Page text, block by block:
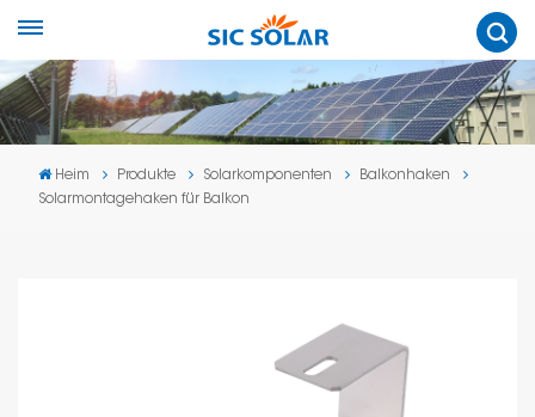
Heim Produkte Solarkomponenten
Balkonhaken
Solarmontagehaken für Balkon